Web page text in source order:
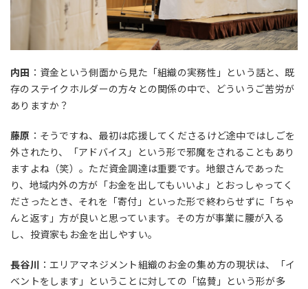
内田 ：資金という側面から見た「組織の実務性」という話と、既
存のステイクホルダーの方々との関係の中で、どういうご苦労が
ありますか？
藤原 ：そうですね、最初は応援してくださるけど途中ではしごを
外されたり、「アドバイス」という形で邪魔をされることもあり
ますよね（笑）。ただ資金調達は重要です。地銀さんであった
り、地域内外の方が「お金を出してもいいよ」とおっしゃってく
ださったとき、それを「寄付」といった形で終わらせずに「ちゃ
んと返す」方が良いと思っています。その方が事業に腰が入る
し、投資家もお金を出しやすい。
長谷川 ：エリアマネジメント組織のお金の集め方の現状は、「イ
ベントをします」ということに対しての「協賛」という形が多